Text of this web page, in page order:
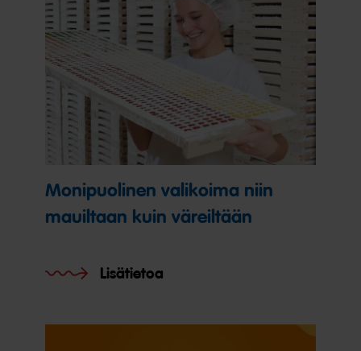
Monipuolinen valikoima niin
mauiltaan kuin väreiltään
Lisätietoa